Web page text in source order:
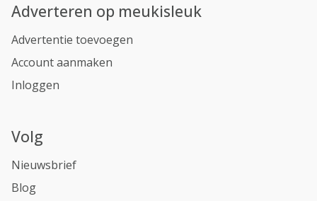
Adverteren op meukisleuk
Advertentie toevoegen
Account aanmaken
Inloggen
Volg
Nieuwsbrief
Blog